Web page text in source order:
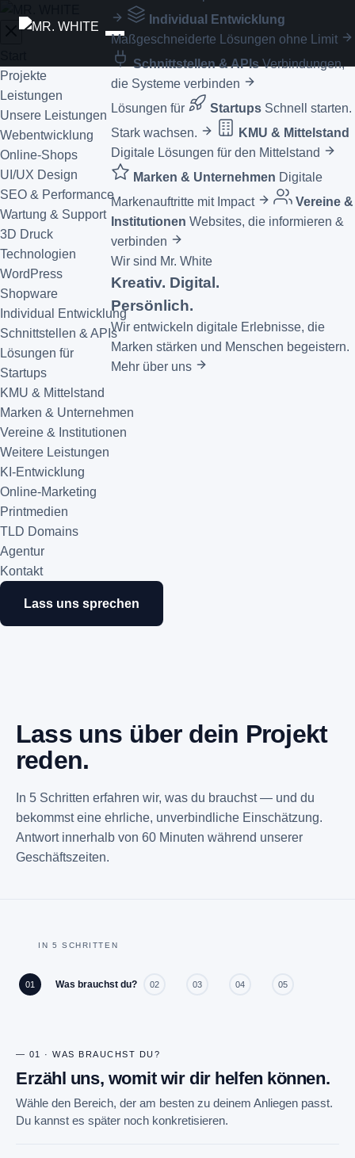
Individual Entwicklung
Maßgeschneiderte Lösungen ohne Limit
Schnittstellen & APIs Verbindungen,
die Systeme verbinden
Lösungen für
Startups Schnell starten.
Stark wachsen.
KMU & Mittelstand
Digitale Lösungen für den Mittelstand
Marken & Unternehmen Digitale
Markenauftritte mit Impact
Vereine &
Institutionen Websites, die informieren &
verbinden
Wir sind Mr. White
Kreativ. Digital.
Persönlich.
Wir entwickeln digitale Erlebnisse, die
Marken stärken und Menschen begeistern.
Mehr über uns
Projekte
Leistungen
Unsere Leistungen
Webentwicklung
Online-Shops
UI/UX Design
SEO & Performance
Wartung & Support
3D Druck
Technologien
WordPress
Shopware
Individual Entwicklung
Schnittstellen & APIs
Lösungen für
Startups
KMU & Mittelstand
Marken & Unternehmen
Vereine & Institutionen
Weitere Leistungen
KI-Entwicklung
Online-Marketing
Printmedien
TLD Domains
Agentur
Kontakt
Lass uns sprechen
Lass uns über dein Projekt
reden.
In 5 Schritten erfahren wir, was du brauchst — und du
bekommst eine ehrliche, unverbindliche Einschätzung.
Antwort innerhalb von 60 Minuten während unserer
Geschäftszeiten.
IN 5 SCHRITTEN
01 Was brauchst du? 02 03 04 05
— 01 · WAS BRAUCHST DU?
Erzähl uns, womit wir dir helfen können.
Wähle den Bereich, der am besten zu deinem Anliegen passt.
Du kannst es später noch konkretisieren.